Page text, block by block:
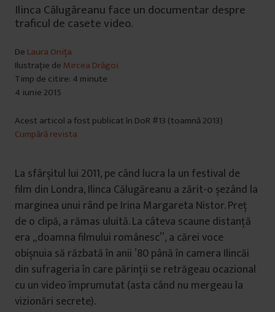
Ilinca Călugăreanu face un documentar despre
traficul de casete video.
De Laura Onița
Ilustrație de Mircea Drăgoi
Timp de citire: 4 minute
4 iunie 2015
Acest articol a fost publicat în DoR #13 (toamnă 2013)
Cumpără revista
La sfârșitul lui 2011, pe când lucra la un festival de
film din Londra, Ilinca Călugăreanu a zărit-o șezând la
marginea unui rând pe Irina Margareta Nistor. Preț
de o clipă, a rămas uluită. La câteva scaune distanță
era „doamna filmului românesc”, a cărei voce
obișnuia să răzbată în anii ’80 până în camera Ilincăi
din sufrageria în care părinții se retrăgeau ocazional
cu un video împrumutat (asta când nu mergeau la
vizionări secrete).